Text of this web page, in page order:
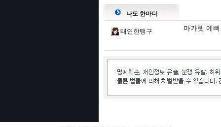
나도 한마디
태연한탱구 마가렛 예뻐